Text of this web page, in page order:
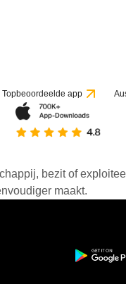
Topbeoordeelde app
bezit of
maakt.